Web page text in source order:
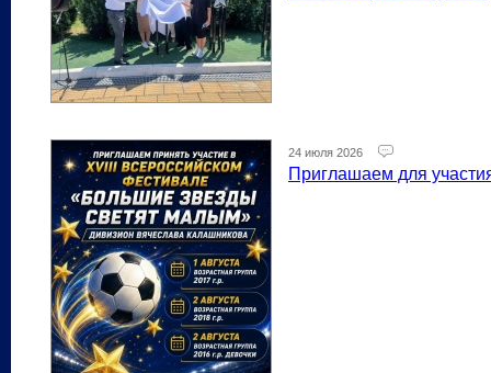
24 июля 2026
Приглашаем для